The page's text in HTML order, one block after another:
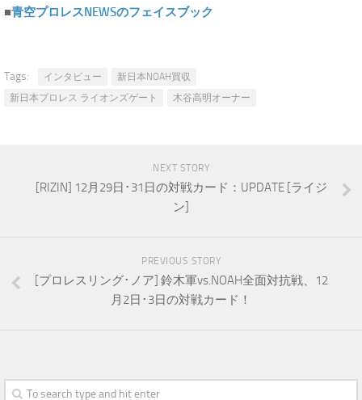
■青空プロレスNEWSのフェイスブック
Tags: インタビュー
新日本NOAH買収
新日本プロレス ライオンズゲート
木谷高明オーナー
NEXT STORY
[RIZIN] 12月29日･31日の対戦カード：UPDATE [ライジ
ン]
PREVIOUS STORY
[プロレスリング･ノア] 鈴木軍vs.NOAH全面対抗戦、12
月2日･3日の対戦カード！